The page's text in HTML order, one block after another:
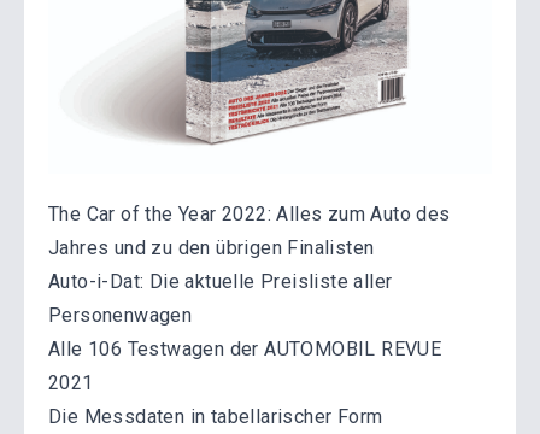
The Car of the Year 2022: Alles zum Auto des
Jahres und zu den übrigen Finalisten
Auto-i-Dat: Die aktuelle Preisliste aller
Personenwagen
Alle 106 Testwagen der AUTOMOBIL REVUE
2021
Die Messdaten in tabellarischer Form